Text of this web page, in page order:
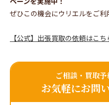
ぜひこの機会にウリエルをご利
【公式】出張買取の依頼はこち
ご相談・買取
お気軽にお問